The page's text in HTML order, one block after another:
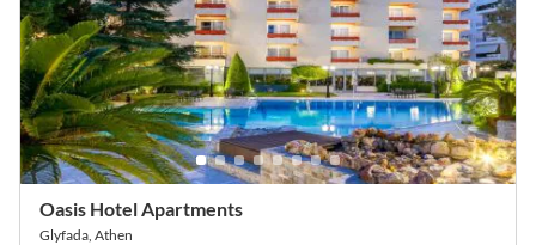
Oasis Hotel Apartments
Glyfada, Athen